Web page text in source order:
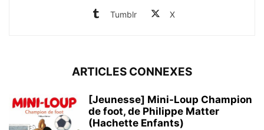
Tumblr X
ARTICLES CONNEXES
[Jeunesse] Mini-Loup Champion
de foot, de Philippe Matter
(Hachette Enfants)